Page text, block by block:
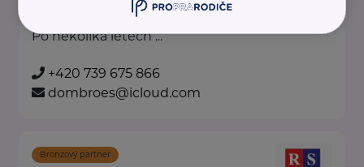
Po několika letech ...
+420 739 675 866
dombroes@icloud.com
Bronzový partner